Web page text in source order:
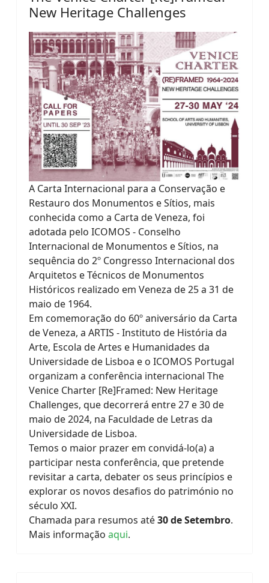
New Heritage Challenges
A Carta Internacional para a Conservação e
Restauro dos Monumentos e Sítios, mais
conhecida como a Carta de Veneza, foi
adotada pelo ICOMOS - Conselho
Internacional de Monumentos e Sítios, na
sequência do 2º Congresso Internacional dos
Arquitetos e Técnicos de Monumentos
Históricos realizado em Veneza de 25 a 31 de
maio de 1964.
Em comemoração do 60º aniversário da Carta
de Veneza, a ARTIS - Instituto de História da
Arte, Escola de Artes e Humanidades da
Universidade de Lisboa e o ICOMOS Portugal
organizam a conferência internacional The
Venice Charter [Re]Framed: New Heritage
Challenges, que decorrerá entre 27 e 30 de
maio de 2024, na Faculdade de Letras da
Universidade de Lisboa.
Temos o maior prazer em convidá-lo(a) a
participar nesta conferência, que pretende
revisitar a carta, debater os seus princípios e
explorar os novos desafios do património no
século XXI.
Chamada para resumos até30 de Setembro.
Mais informação aqui.